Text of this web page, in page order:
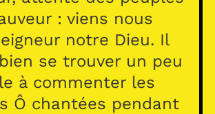
: viens nous
notre Dieu. Il
se trouver un peu
à commenter les
Ô chantées pendant